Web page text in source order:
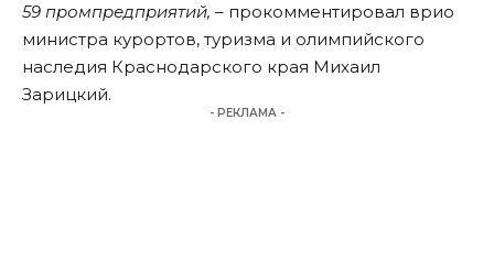
59 промпредприятий, – прокомментировал врио
министра курортов, туризма и олимпийского
наследия Краснодарского края Михаил
Зарицкий.
- РЕКЛАМА -